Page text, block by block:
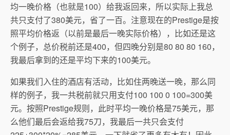
均一晚价格（也就是100）给我返回来，所以实际上我总
共只支付了380美元，省了一百。注意现在的Prestige是按
照平均价格返（以前是最后一晚实际价格），比如还是这
个例子，总价税前还是400，但四晚分别是80 80 80 160，
我最后拿到的还是平均下来的100美元。
如果我们入住的酒店有活动，比如住两晚送一晚，那么同
样的例子，我一共税前就只用支付100 100 0 100=300美
元。按照Prestige规则，此时平均一晚价格是75美元，那
么他们最后会返给我75刀，我最后一共只会支付